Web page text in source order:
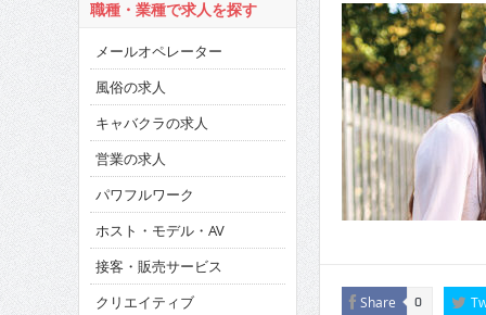
Share 0
職種・業種で求人を探す
メールオペレーター
風俗の求人
キャバクラの求人
営業の求人
パワフルワーク
ホスト・モデル・AV
接客・販売サービス
クリエイティブ